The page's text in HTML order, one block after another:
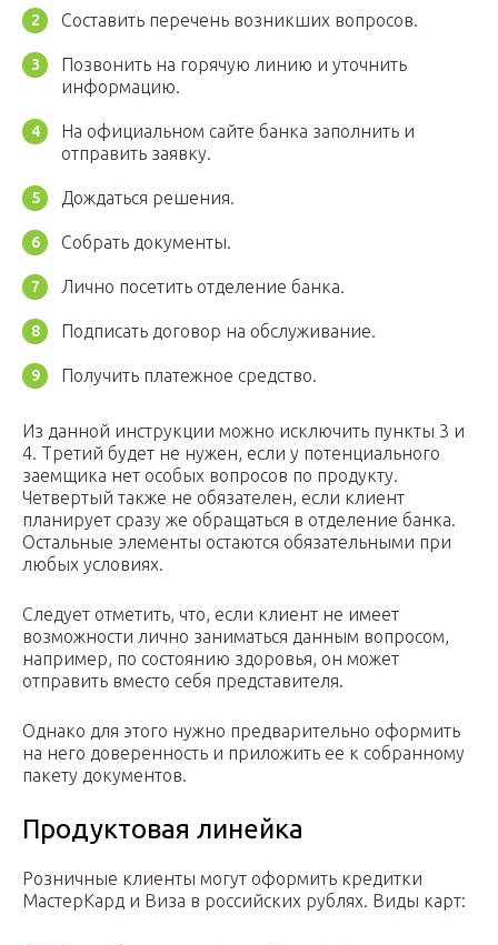
Составить перечень возникших вопросов.
Позвонить на горячую линию и уточнить
информацию.
На официальном сайте банка заполнить и
отправить заявку.
Дождаться решения.
Собрать документы.
Лично посетить отделение банка.
Подписать договор на обслуживание.
Получить платежное средство.
Из данной инструкции можно исключить пункты 3 и
4. Третий будет не нужен, если у потенциального
заемщика нет особых вопросов по продукту.
Четвертый также не обязателен, если клиент
планирует сразу же обращаться в отделение банка.
Остальные элементы остаются обязательными при
любых условиях.
Следует отметить, что, если клиент не имеет
возможности лично заниматься данным вопросом,
например, по состоянию здоровья, он может
отправить вместо себя представителя.
Однако для этого нужно предварительно оформить
на него доверенность и приложить ее к собранному
пакету документов.
Продуктовая линейка
Розничные клиенты могут оформить кредитки
МастерКард и Виза в российских рублях. Виды карт: